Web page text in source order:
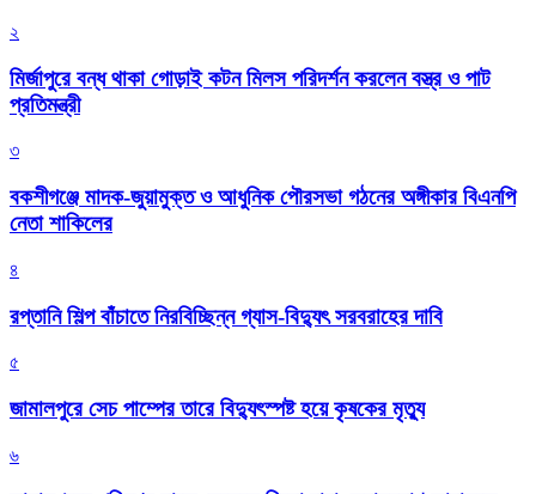
২
মির্জাপুরে বন্ধ থাকা গোড়াই কটন মিলস পরিদর্শন করলেন বস্ত্র ও পাট
প্রতিমন্ত্রী
৩
বকশীগঞ্জে মাদক-জুয়ামুক্ত ও আধুনিক পৌরসভা গঠনের অঙ্গীকার বিএনপি
নেতা শাকিলের
৪
রপ্তানি শিল্প বাঁচাতে নিরবিচ্ছিন্ন গ্যাস-বিদ্যুৎ সরবরাহের দাবি
৫
জামালপুরে সেচ পাম্পের তারে বিদ্যুৎস্পষ্ট হয়ে কৃষকের মৃত্যু
৬